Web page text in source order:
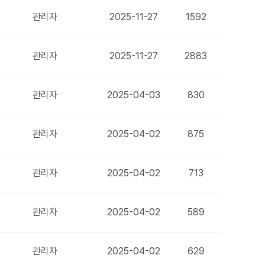
관리자 2025-11-27 1592
관리자 2025-11-27 2883
관리자 2025-04-03 830
관리자 2025-04-02 875
관리자 2025-04-02 713
관리자 2025-04-02 589
관리자 2025-04-02 629